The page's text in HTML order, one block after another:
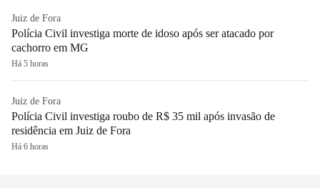
Juiz de Fora
Polícia Civil investiga morte de idoso após ser atacado por
cachorro em MG
Há 5 horas
Juiz de Fora
Polícia Civil investiga roubo de R$ 35 mil após invasão de
residência em Juiz de Fora
Há 6 horas